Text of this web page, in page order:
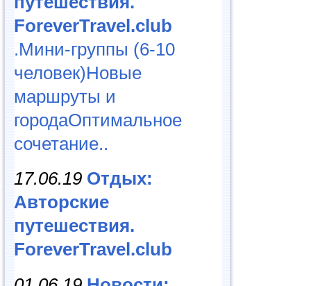
ForeverTravel.club
.Мини-группы (6-10
человек)Новые
маршруты и
городаОптимальное
сочетание..
17.06.19 Отдых:
Авторские
путешествия.
ForeverTravel.club